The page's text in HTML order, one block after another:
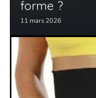
forme ?
11 mars 2026